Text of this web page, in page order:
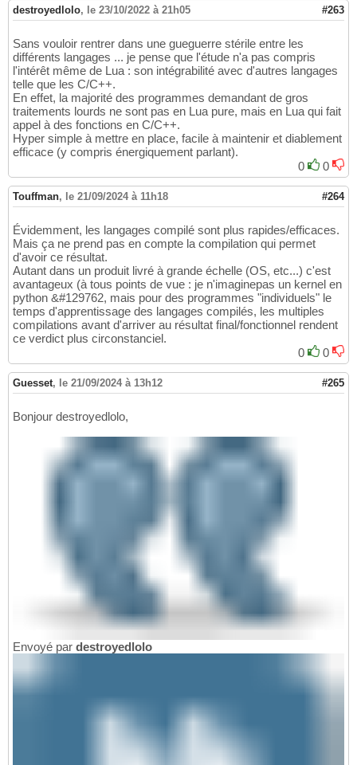
destroyedlolo, le 23/10/2022 à 21h05 #263
Sans vouloir rentrer dans une gueguerre stérile entre les
différents langages ... je pense que l'étude n'a pas compris
l'intérêt même de Lua : son intégrabilité avec d'autres langages
telle que les C/C++.
En effet, la majorité des programmes demandant de gros
traitements lourds ne sont pas en Lua pure, mais en Lua qui fait
appel à des fonctions en C/C++.
Hyper simple à mettre en place, facile à maintenir et diablement
efficace (y compris énergiquement parlant).
0
0
Touffman, le 21/09/2024 à 11h18 #264
Évidemment, les langages compilé sont plus rapides/efficaces.
Mais ça ne prend pas en compte la compilation qui permet
d'avoir ce résultat.
Autant dans un produit livré à grande échelle (OS, etc...) c'est
avantageux (à tous points de vue : je n'imaginepas un kernel en
python &#129762, mais pour des programmes "individuels" le
temps d'apprentissage des langages compilés, les multiples
compilations avant d'arriver au résultat final/fonctionnel rendent
ce verdict plus circonstanciel.
0
0
Guesset, le 21/09/2024 à 13h12 #265
Bonjour destroyedlolo,
Envoyé par destroyedlolo